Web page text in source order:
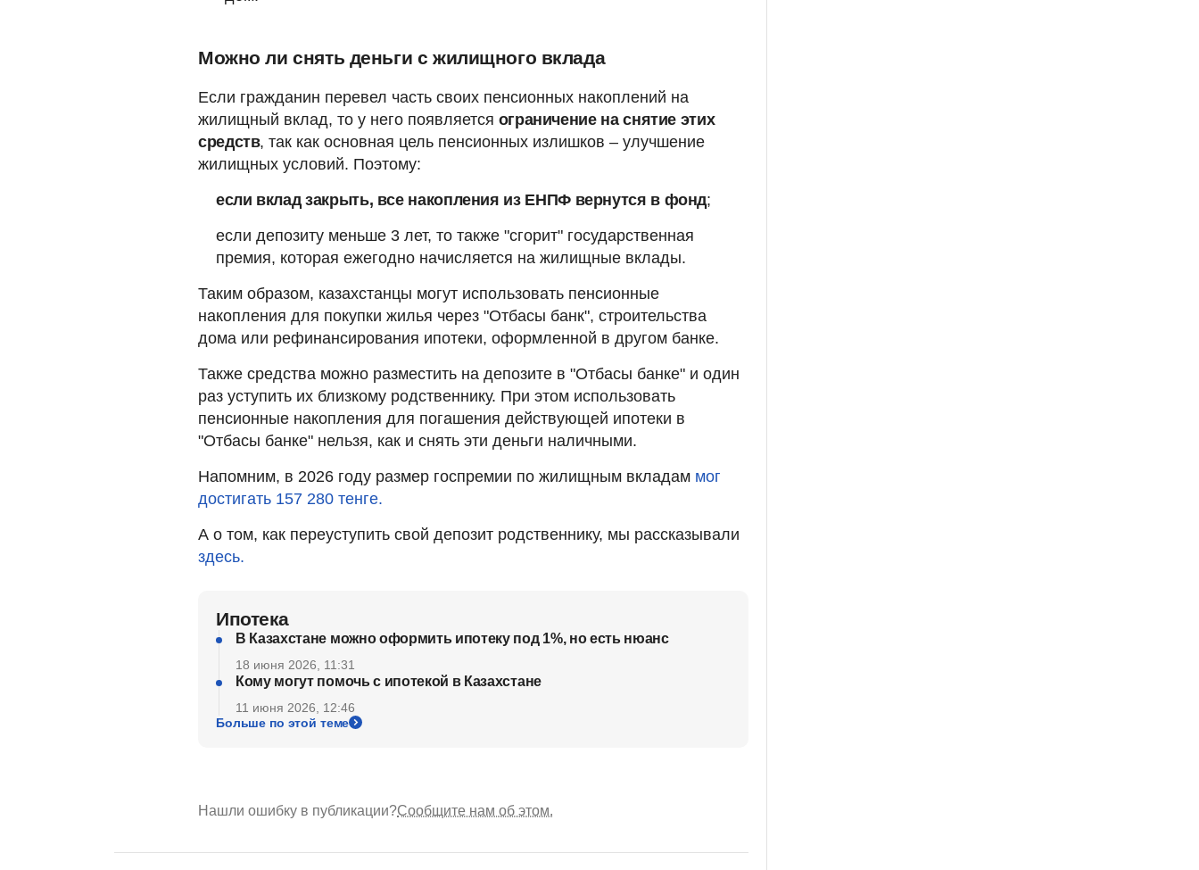
Можно ли снять деньги с жилищного вклада
Если гражданин перевел часть своих пенсионных накоплений на
жилищный вклад, то у него появляется ограничение на снятие этих
средств, так как основная цель пенсионных излишков – улучшение
жилищных условий. Поэтому:
если вклад закрыть, все накопления из ЕНПФ вернутся в фонд;
если депозиту меньше 3 лет, то также "сгорит" государственная
премия, которая ежегодно начисляется на жилищные вклады.
Таким образом, казахстанцы могут использовать пенсионные
накопления для покупки жилья через "Отбасы банк", строительства
дома или рефинансирования ипотеки, оформленной в другом банке.
Также средства можно разместить на депозите в "Отбасы банке" и один
раз уступить их близкому родственнику. При этом использовать
пенсионные накопления для погашения действующей ипотеки в
"Отбасы банке" нельзя, как и снять эти деньги наличными.
Напомним, в 2026 году размер госпремии по жилищным вкладам мог
достигать 157 280 тенге.
А о том, как переуступить свой депозит родственнику, мы рассказывали
здесь.
Ипотека
В Казахстане можно оформить ипотеку под 1%, но есть нюанс
18 июня 2026, 11:31
Кому могут помочь с ипотекой в Казахстане
11 июня 2026, 12:46
Больше по этой теме
Нашли ошибку в публикации?Сообщите нам об этом.